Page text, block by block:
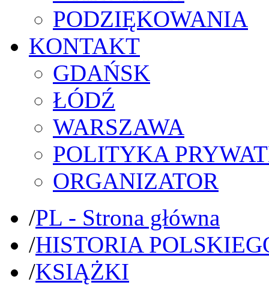
PODZIĘKOWANIA
KONTAKT
GDAŃSK
ŁÓDŹ
WARSZAWA
POLITYKA
ORGANIZATOR
/PL - Strona główna
/HISTORIA
/KSIĄŻKI